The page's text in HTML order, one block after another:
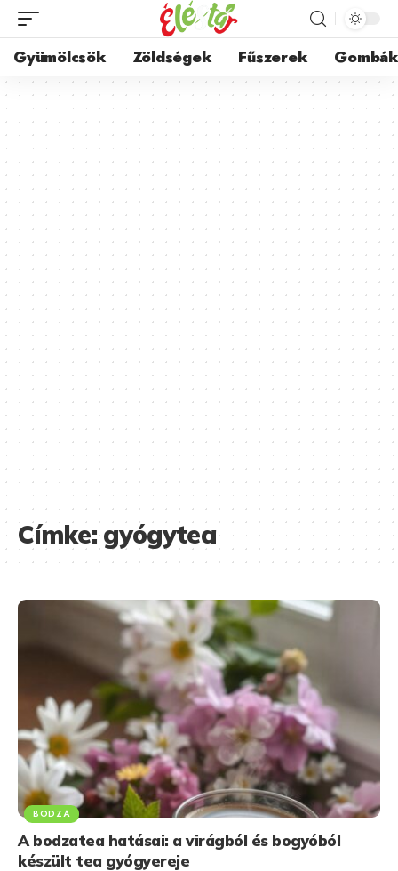
Gyümölcsök Zöldségek Fűszerek Gombák
Címke:gyógytea
BODZA
A bodzatea hatásai: a virágból és bogyóból
készült tea gyógyereje